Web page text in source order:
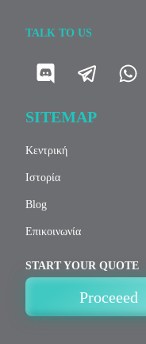
TALK TO US
SITEMAP
Κεντρική
Ιστορία
Blog
Επικοινωνία
START YOUR QUOTE
Proceeed